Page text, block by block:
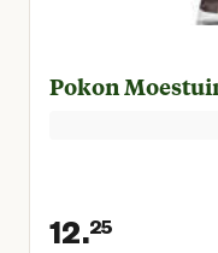
Pokon
12.25